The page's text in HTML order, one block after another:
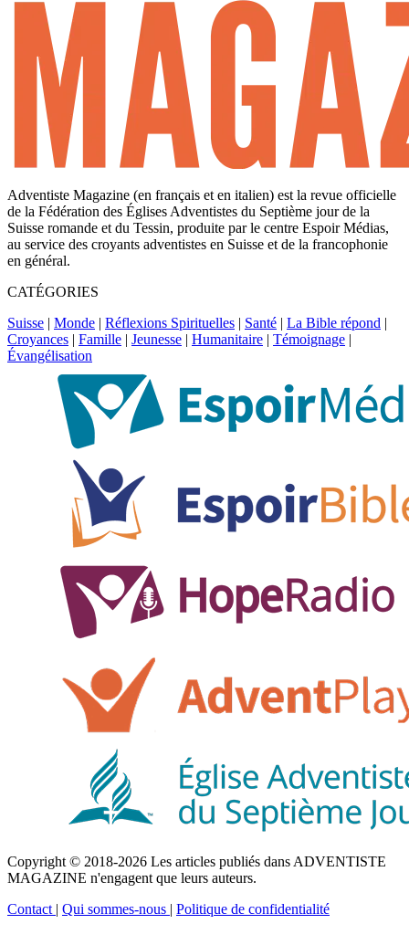
Adventiste Magazine (en français et en italien) est la revue officielle
de la Fédération des Églises Adventistes du Septième jour de la
Suisse romande et du Tessin, produite par le centre Espoir Médias,
au service des croyants adventistes en Suisse et de la francophonie
en général.
CATÉGORIES
Suisse | Monde | Réflexions Spirituelles | Santé | La Bible répond |
Croyances | Famille | Jeunesse | Humanitaire | Témoignage |
Évangélisation
Copyright © 2018-2026 Les articles publiés dans ADVENTISTE
MAGAZINE n'engagent que leurs auteurs.
Contact | Qui sommes-nous | Politique de confidentialité